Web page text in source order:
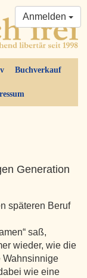
Buchverkauf
Anmelden
Generation
späteren Beruf
saß,
wieder, wie die
Wahnsinnige
wie eine